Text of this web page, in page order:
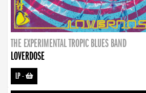
THE EXPERIMENTAL TROPIC BLUES BAND
LOVERDOSE
LP-